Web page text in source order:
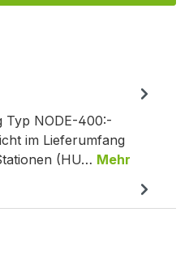
Typ NODE-400:-
im Lieferumfang
(HU… Mehr